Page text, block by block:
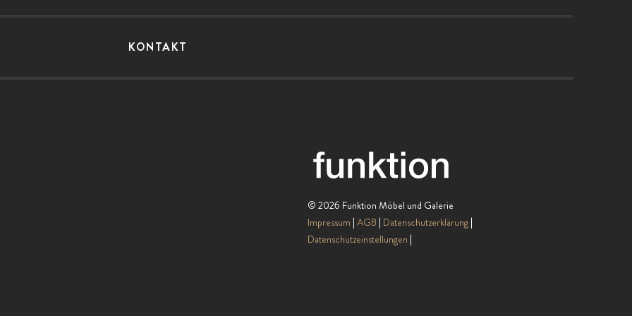
KONTAKT
© 2026 Funktion Möbel und Galerie
Impressum AGB Datenschutzerklärung
Datenschutzeinstellungen